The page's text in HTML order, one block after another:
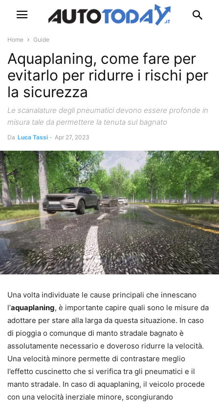
Home Guide
Aquaplaning, come fare per
evitarlo per ridurre i rischi per
la sicurezza
Le scanalature degli pneumatici devono essere profonde in
misura tale da permettere la tenuta sul bagnato
Da Luca Tassi - Apr 27, 2023
Una volta individuate le cause principali che innescano
l’aquaplaning, è importante capire quali sono le misure da
adottare per stare alla larga da questa situazione. In caso
di pioggia o comunque di manto stradale bagnato è
assolutamente necessario e doveroso ridurre la velocità.
Una velocità minore permette di contrastare meglio
l’effetto cuscinetto che si verifica tra gli pneumatici e il
manto stradale. In caso di aquaplaning, il veicolo procede
con una velocità inerziale minore, scongiurando